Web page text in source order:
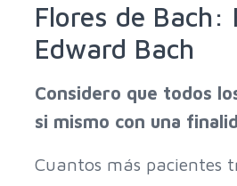
Flores de Bach:
Edward Bach
Considero que todos
si mismo con una
Cuantos más pacientes